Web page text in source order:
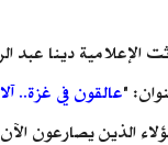
دينا عبد
"عالقون في غزة..
الذين يصارعون